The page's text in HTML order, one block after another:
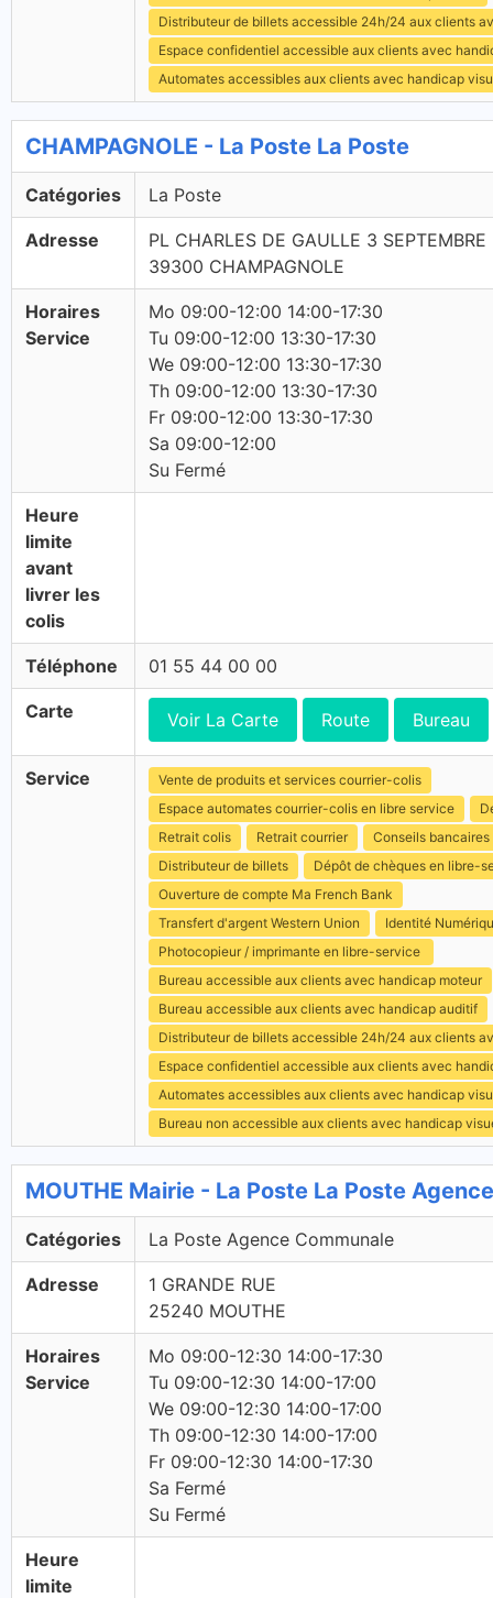
Distributeur de billets accessible 24h/24 aux clients
Espace confidentiel accessible aux clients avec
Automates accessibles aux clients avec handicap
CHAMPAGNOLE - La Poste La Poste
Catégories La Poste
Adresse
PL CHARLES DE GAULLE 3 SEPTEMBRE
39300 CHAMPAGNOLE
Horaires
Service
Mo 09:00-12:00 14:00-17:30
Tu 09:00-12:00 13:30-17:30
We 09:00-12:00 13:30-17:30
Th 09:00-12:00 13:30-17:30
Fr 09:00-12:00 13:30-17:30
Sa 09:00-12:00
Su Fermé
Heure
limite
avant
livrer les
colis
Téléphone 01 55 44 00 00
Carte Voir La Carte Route Bureau
Service
Vente de produits et services courrier-colis
Espace automates courrier-colis en libre service
Retrait colis
Retrait courrier
Conseils bancaires
Distributeur de billets
Dépôt de chèques en libre-
Ouverture de compte Ma French Bank
Transfert d'argent Western Union
Identité
Photocopieur / imprimante en libre-service
Bureau accessible aux clients avec handicap moteur
Bureau accessible aux clients avec handicap auditif
Distributeur de billets accessible 24h/24 aux clients
Espace confidentiel accessible aux clients avec
Automates accessibles aux clients avec handicap
Bureau non accessible aux clients avec handicap
MOUTHE Mairie - La Poste La Poste
Catégories La Poste Agence Communale
Adresse
1 GRANDE RUE
25240 MOUTHE
Horaires
Service
Mo 09:00-12:30 14:00-17:30
Tu 09:00-12:30 14:00-17:00
We 09:00-12:30 14:00-17:00
Th 09:00-12:30 14:00-17:00
Fr 09:00-12:30 14:00-17:30
Sa Fermé
Su Fermé
Heure
limite